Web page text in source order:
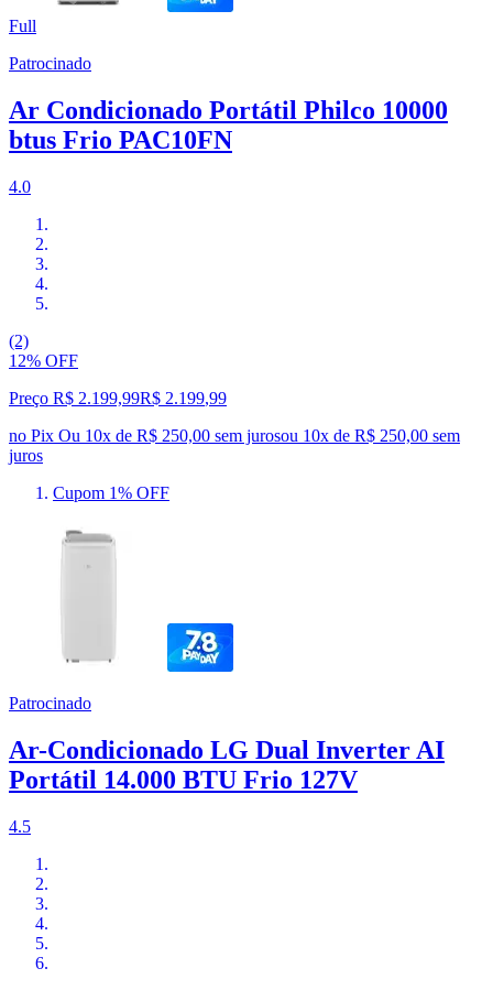
Full
Patrocinado
Ar Condicionado Portátil Philco 10000
btus Frio PAC10FN
4.0
(2)
12% OFF
Preço R$ 2.199,99R$ 2.199,99
no Pix Ou 10x de R$ 250,00 sem jurosou 10x de R$ 250,00 sem
juros
Cupom 1% OFF
Patrocinado
Ar-Condicionado LG Dual Inverter AI
Portátil 14.000 BTU Frio 127V
4.5